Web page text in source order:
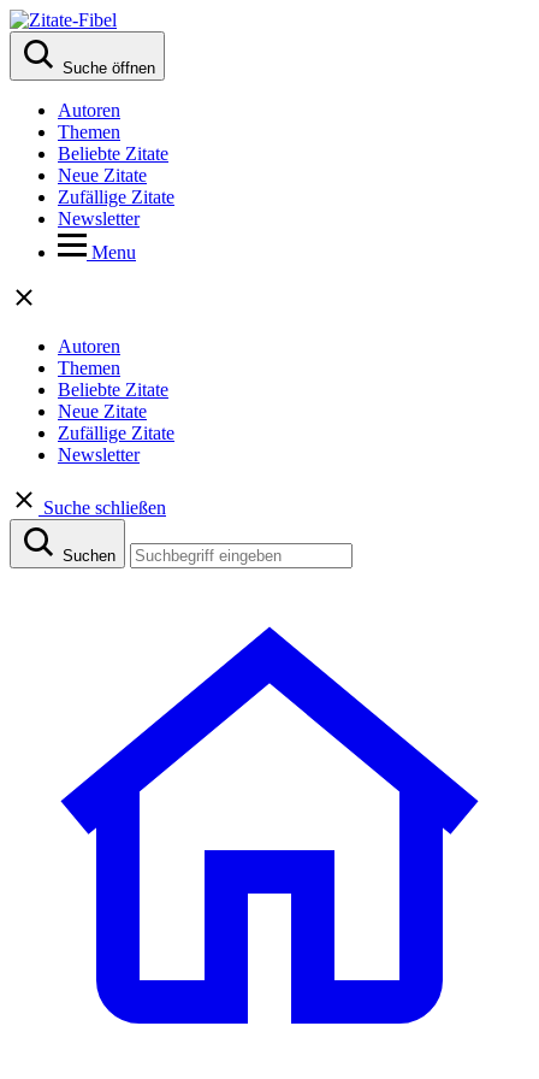
Suche öffnen
Autoren
Themen
Beliebte Zitate
Neue Zitate
Zufällige Zitate
Newsletter
Menu
Autoren
Themen
Beliebte Zitate
Neue Zitate
Zufällige Zitate
Newsletter
Suche schließen
Suchen